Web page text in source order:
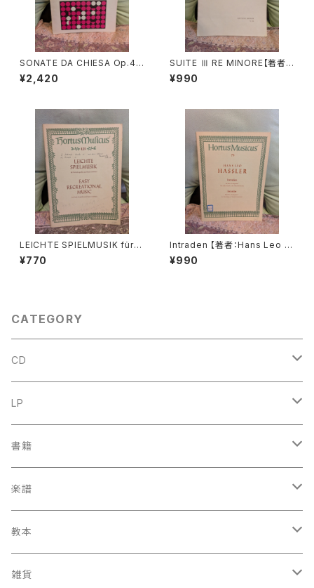
SONATE DA CHIESA Op.4 -
Op.8【著者：G.LEGRENZI】出
版社：HEUGEL& Cie 1968年
¥2,420
SUITE Ⅲ RE MINORE【著者：
DIEUPART】出版社：EDITION
MOECK 1966年
¥990
LEICHTE SPIELMUSIK für V
iola da gamba Basso conti
nuo【著者：Schenk, Marais】
¥770
Intraden 【著者：Hans Leo H
assler】出版社：BÄRENREITE
R KASSEL 1951年
¥990
CATEGORY
CD
古楽
中古CD
鍋島元子関連CD
古楽以外
中古CD
LP
古楽
中古LP
鍋島元子関連LP
古楽以外
中古LP
書籍
古楽関係
中古本
新古本
古楽以外
中古本
中古本
楽譜
古楽関係
スコア
古楽以外
教本
古楽関係
雑貨